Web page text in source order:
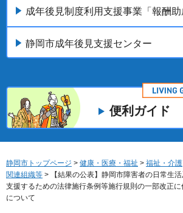
成年後見制度利用支援事業「報酬助
静岡市成年後見支援センター
便利ガイド
静岡市トップページ > 健康・医療・福祉 > 福祉・介護
関連組織等 > 【結果の公表】静岡市障害者の日常生
支援するための法律施行条例等施行規則の一部改正
について